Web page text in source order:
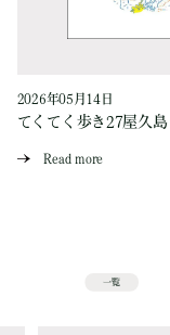
2026年05月14日
てくてく歩き27屋久
Read more
一覧